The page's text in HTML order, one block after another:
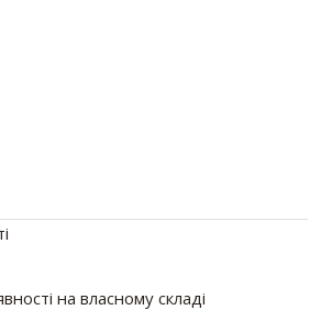
на власному складі